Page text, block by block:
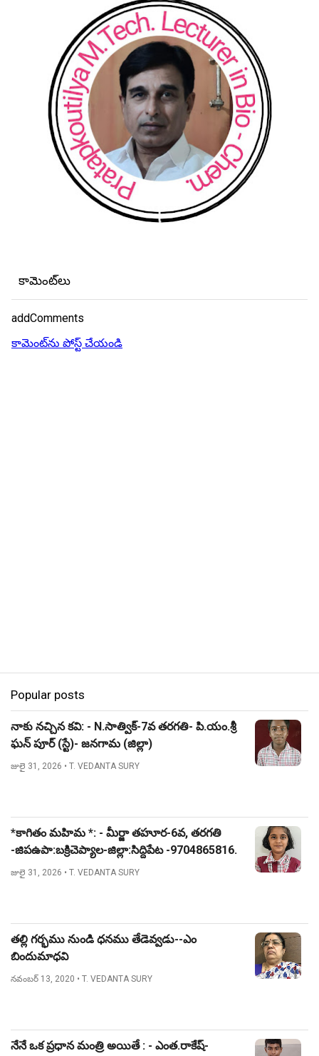
కామెంట్‌లు
addComments
కామెంట్‌ను పోస్ట్ చేయండి
Popular posts
నాకు నచ్చిన కవి: - N.సాత్విక్-7వ తరగతి- పి.యం.శ్రీ
ఘన్ పూర్ (స్టే)- జనగామ (జిల్లా)
జులై 31, 2026 • T. VEDANTA SURY
*కాగితం మహిమ *: - మీర్జా తహూర-6వ, తరగతి
-జిపఉపా:బక్రిచెప్యాల-జిల్లా:సిద్దిపేట -9704865816.
జులై 31, 2026 • T. VEDANTA SURY
తల్లి గర్భము నుండి ధనము తేడెవ్వడు--ఎం
బిందుమాధవి
నవంబర్ 13, 2020 • T. VEDANTA SURY
నేనే ఒక ప్రధాన మంత్రి అయితే : - ఎంత.రాకేష్-